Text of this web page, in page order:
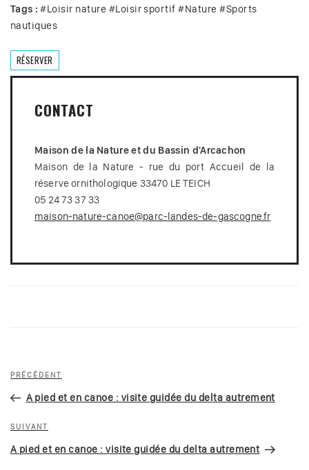
Tags : #Loisir nature #Loisir sportif #Nature #Sports
nautiques
RÉSERVER
CONTACT
Maison de la Nature et du Bassin d'Arcachon
Maison de la Nature - rue du port Accueil de la
réserve ornithologique 33470 LE TEICH
05 24 73 37 33
maison-nature-canoe@parc-landes-de-gascogne.fr
Navigation
l’article
Article
précédent
PRÉCÉDENT
A pied et en canoe : visite guidée du delta autrement
Article
suivant
SUIVANT
A pied et en canoe : visite guidée du delta autrement